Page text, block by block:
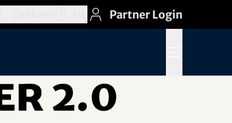
Taalkeuzegedeelte openen, Huidige
Partner Login
2.0